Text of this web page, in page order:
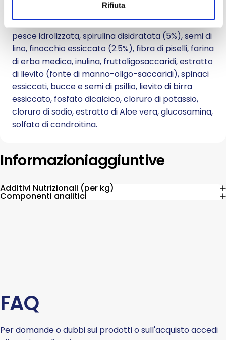
Rifiuta
spigola (20%), proteina di spigola disidratata (20%),
patata dolce, olio di pesce (da aringa), proteina di
pesce idrolizzata, spirulina disidratata (5%), semi di
lino, finocchio essiccato (2.5%), fibra di piselli, farina
di erba medica, inulina, fruttoligosaccaridi, estratto
di lievito (fonte di manno-oligo-saccaridi), spinaci
essiccati, bucce e semi di psillio, lievito di birra
essiccato, fosfato dicalcico, cloruro di potassio,
cloruro di sodio, estratto di Aloe vera, glucosamina,
solfato di condroitina.
Informazioniaggiuntive
Additivi Nutrizionali (per kg)
Componenti analitici
FAQ
Per domande o dubbi sui prodotti o sull'acquisto accedi